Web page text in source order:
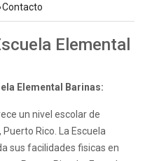
Contacto
Elemental
Elemental Barinas:
un nivel escolar de
Rico. La Escuela
sus facilidades fisicas en